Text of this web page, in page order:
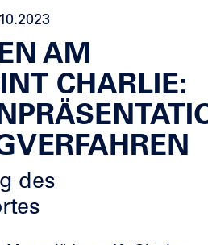
AM
CHARLIE:
des